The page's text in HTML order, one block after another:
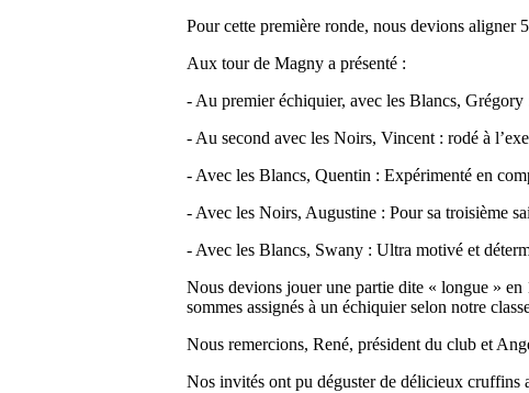
Pour cette première ronde, nous devions aligner
Aux tour de Magny a présenté :
- Au premier échiquier, avec les Blancs,
- Au second avec les Noirs, Vincent : rodé à
- Avec les Blancs, Quentin : Expérimenté en
- Avec les Noirs, Augustine : Pour sa troisième
- Avec les Blancs, Swany : Ultra motivé et
Nous devions jouer une partie dite « longue »
sommes assignés à un échiquier selon notre
Nous remercions, René, président du club et
Nos invités ont pu déguster de délicieux cruffins